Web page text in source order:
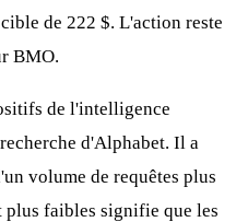
de 222 $. L'action reste
BMO.
de l'intelligence
d'Alphabet. Il a
volume de requêtes plus
plus faibles signifie que les